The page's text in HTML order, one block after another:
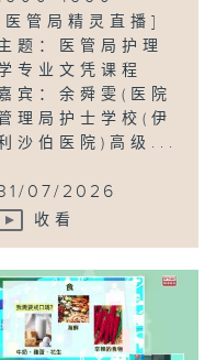
医管局精灵直播]
题：医管局护理
专业文凭课程
宾：余舜雯(医院
理局护士学校(伊
沙伯医院)高级...
07/2026
收看